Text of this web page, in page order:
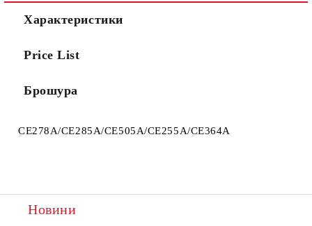
Характеристики
Price List
Брошура
CE278A/CE285A/CE505A/CE255A/CE364A
Новини